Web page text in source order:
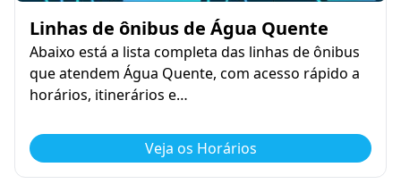
Linhas de ônibus de Água Quente
Abaixo está a lista completa das linhas de ônibus
que atendem Água Quente, com acesso rápido a
horários, itinerários e…
Veja os Horários